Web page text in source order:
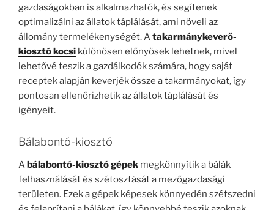
gazdaságokban is alkalmazhatók, és segítenek
optimalizálni az állatok táplálását, ami növeli az
állomány termelékenységét.Atakarmánykeverő-
kiosztó kocsi különösen előnyösek lehetnek, mivel
lehetővé teszik a gazdálkodók számára, hogy saját
receptek alapján keverjék össze a takarmányokat, így
pontosan ellenőrizhetik az állatok táplálását és
igényeit.
Bálabontó-kiosztó
A bálabontó-kiosztó gépek megkönnyítik a bálák
felhasználását és szétosztását a mezőgazdasági
területen. Ezek a gépek képesek könnyedén szétszedni